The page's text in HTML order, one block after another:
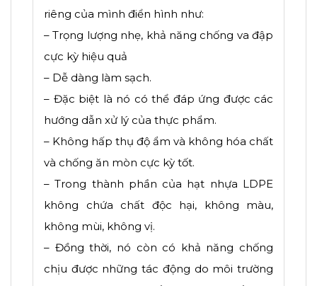
riêng của mình điển hình như:
– Trọng lượng nhẹ, khả năng chống va đập
cực kỳ hiệu quả
– Dễ dàng làm sạch.
– Đặc biệt là nó có thể đáp ứng được các
hướng dẫn xử lý của thực phẩm.
– Không hấp thụ độ ẩm và không hóa chất
và chống ăn mòn cực kỳ tốt.
– Trong thành phần của hạt nhựa LDPE
không chứa chất độc hại, không màu,
không mùi, không vị.
– Đồng thời, nó còn có khả năng chống
chịu được những tác động do môi trường